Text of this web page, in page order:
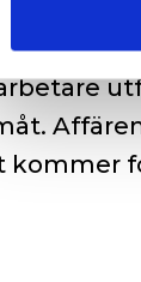
sedan
Jag
kommer